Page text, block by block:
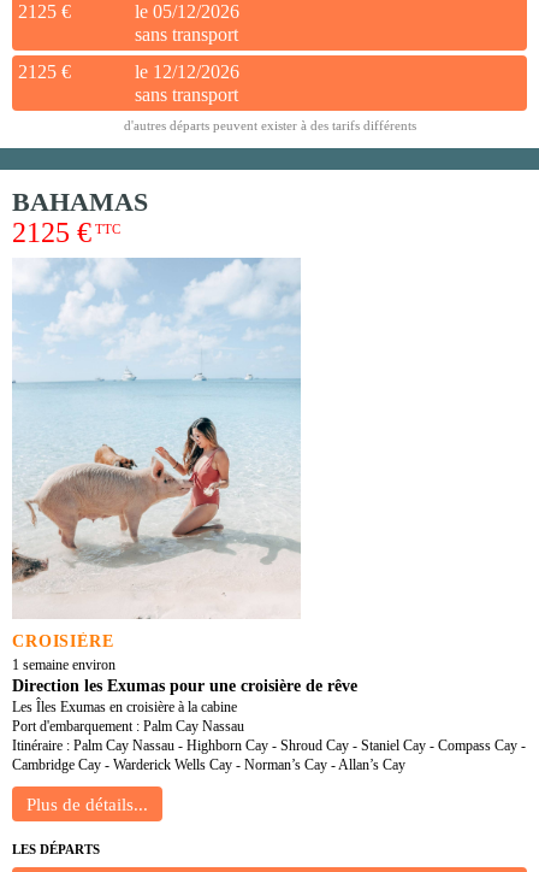
2125 €
le 05/12/2026
sans transport
2125 €
le 12/12/2026
sans transport
d'autres départs peuvent exister à des tarifs différents
BAHAMAS
2125 € TTC
CROISIÈRE
1 semaine environ
Direction les Exumas pour une croisière de rêve
Les Îles Exumas en croisière à la cabine
Port d'embarquement : Palm Cay Nassau
Itinéraire : Palm Cay Nassau - Highborn Cay - Shroud Cay - Staniel Cay - Compass Cay -
Cambridge Cay - Warderick Wells Cay - Norman’s Cay - Allan’s Cay
LES DÉPARTS